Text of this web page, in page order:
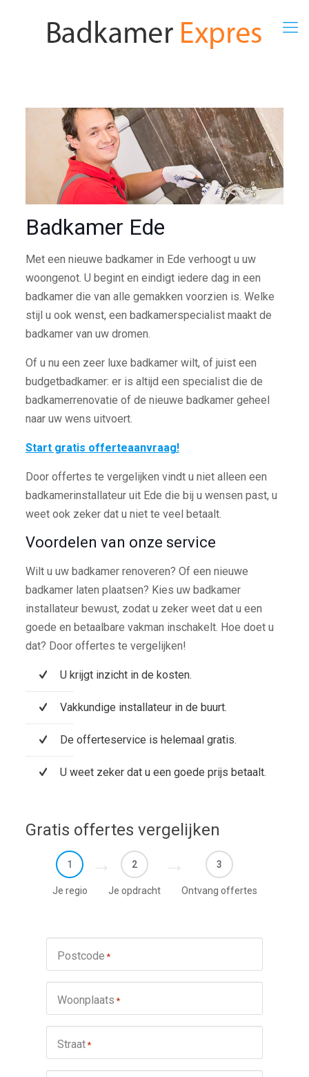
Badkamer Ede
Met een nieuwe badkamer in Ede verhoogt u uw
woongenot. U begint en eindigt iedere dag in een
badkamer die van alle gemakken voorzien is. Welke
stijl u ook wenst, een badkamerspecialist maakt de
badkamer van uw dromen.
Of u nu een zeer luxe badkamer wilt, of juist een
budgetbadkamer: er is altijd een specialist die de
badkamerrenovatie of de nieuwe badkamer geheel
naar uw wens uitvoert.
Start gratis offerteaanvraag!
Door offertes te vergelijken vindt u niet alleen een
badkamerinstallateur uit Ede die bij u wensen past, u
weet ook zeker dat u niet te veel betaalt.
Voordelen van onze service
Wilt u uw badkamer renoveren? Of een nieuwe
badkamer laten plaatsen? Kies uw badkamer
installateur bewust, zodat u zeker weet dat u een
goede en betaalbare vakman inschakelt. Hoe doet u
dat? Door offertes te vergelijken!
U krijgt inzicht in de kosten.
Vakkundige installateur in de buurt.
De offerteservice is helemaal gratis.
U weet zeker dat u een goede prijs betaalt.
Gratis offertes vergelijken
1
Je regio
2
Je opdracht
3
Ontvang offertes
Postcode *
Woonplaats *
Straat*